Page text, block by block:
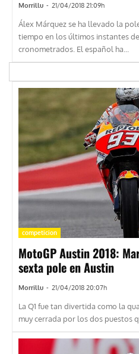
Morrillu - 21/04/2018 21:09h
Álex Márquez se ha llevado la
tiempo en los últimos instantes
cronometrados. El español ha...
competicion
MotoGP Austin 2018:
sexta pole en Austin
Morrillu - 21/04/2018 20:07h
La Q1 fue tan divertida como la
muy cerrada por los dos puestos